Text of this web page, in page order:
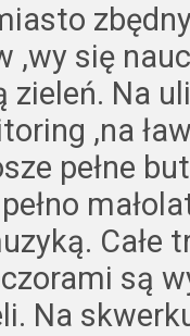
,wy się
zieleń. Na
,na
pełne
Całe
są
Na